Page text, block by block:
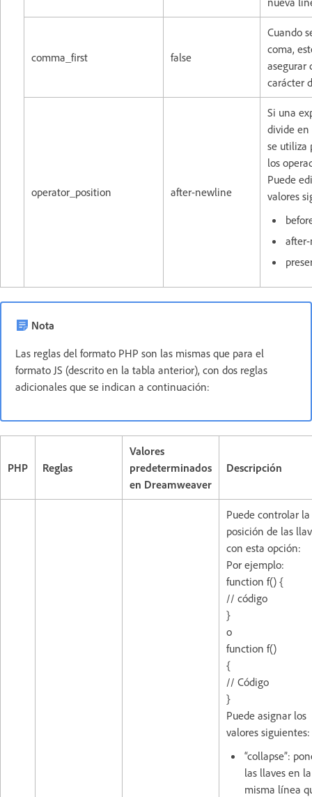
comma_first false
Cuando
coma,
asegurar
carácter
operator_position after-newline
Si una
divide en
se utiliza
los
Puede
valores
Nota
Las reglas del formato PHP son las mismas que para el
formato JS (descrito en la tabla anterior), con dos reglas
adicionales que se indican a continuación:
PHP Reglas
Valores
predeterminados
en Dreamweaver
Descripción
Puede controlar la
posición de las
con esta opción:
Por ejemplo:
function f() {
// código
}
o
function f()
{
// Código
}
Puede asignar los
valores siguientes:
“collapse”:
las llaves en la
misma línea